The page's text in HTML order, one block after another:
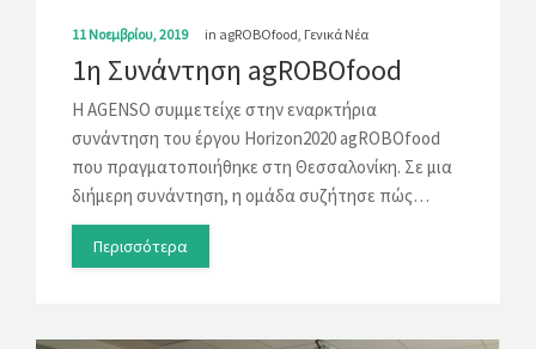
11 Νοεμβρίου, 2019 in agROBOfood, Γενικά Νέα
1η Συνάντηση agROBOfood
Η AGENSO συμμετείχε στην εναρκτήρια
συνάντηση του έργου Horizon2020 agROBOfood
που πραγματοποιήθηκε στη Θεσσαλονίκη. Σε μια
διήμερη συνάντηση, η ομάδα συζήτησε πώς…
Περισσότερα